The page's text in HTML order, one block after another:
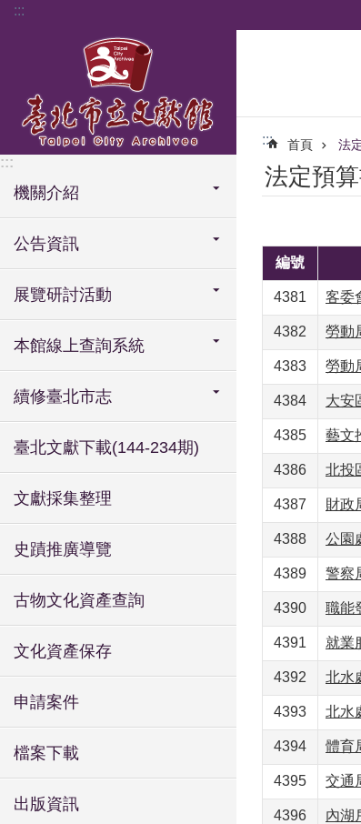
跳到主要內容區塊
:::
:::
機關介紹
公告資訊
展覽研討活動
本館線上查詢系統
續修臺北市志
臺北文獻下載(144-234期)
文獻採集整理
史蹟推廣導覽
古物文化資產查詢
文化資產保存
申請案件
檔案下載
出版資訊
::: 首頁 法
法定預
編號
4381 客委
4382 勞動
4383 勞動
4384 大安
4385 藝文
4386 北投
4387 財政
4388 公園
4389 警察
4390 職能
4391 就業
4392 北水
4393 北水
4394 體育
4395 交通
4396 內湖